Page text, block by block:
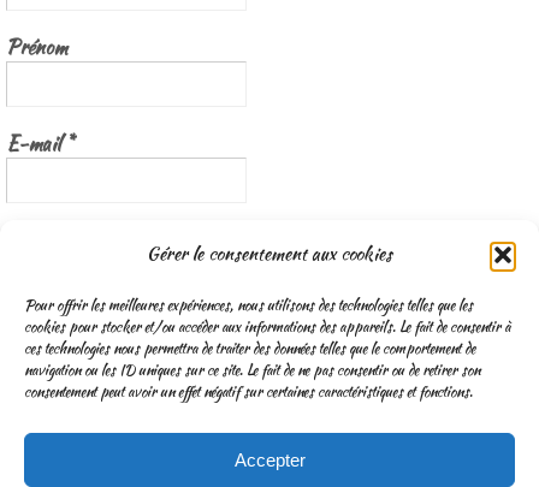
Gérer le consentement aux cookies
Pour offrir les meilleures expériences, nous utilisons des technologies telles que les
cookies pour stocker et/ou accéder aux informations des appareils. Le fait de consentir à
ces technologies nous permettra de traiter des données telles que le comportement de
navigation ou les ID uniques sur ce site. Le fait de ne pas consentir ou de retirer son
consentement peut avoir un effet négatif sur certaines caractéristiques et fonctions.
Accepter
Prénom
E-mail*
Nous gardons vos données privées et ne les partageons qu’avec les
tierces parties qui rendent ce service possible.Lisez notre politique de
confidentialité